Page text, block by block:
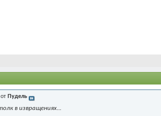
Пудель
в извращениях...